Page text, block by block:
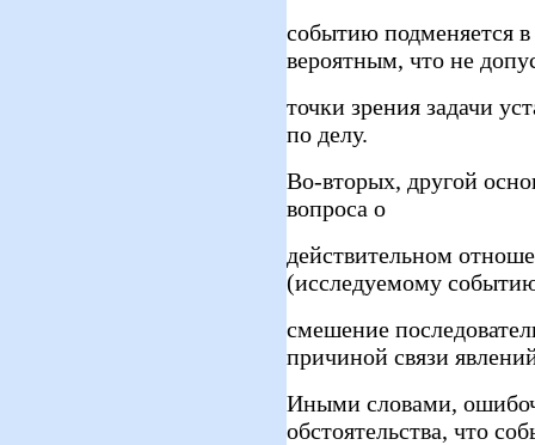
событию подменяется
вероятным, что не
точки зрения задачи
по делу.
Во-вторых, другой
вопроса о
действительном
(исследуемому
смешение
причиной связи
Иными словами,
обстоятельства, что